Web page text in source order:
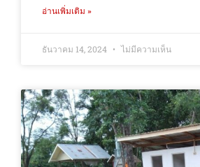
อ่านเพิ่มเติม »
ธันวาคม 14, 2024 ไม่มีความเห็น